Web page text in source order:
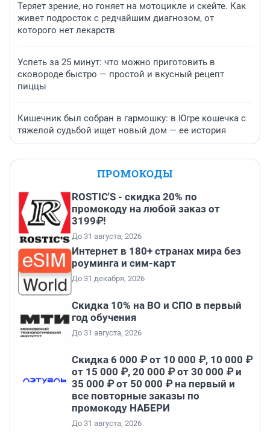
Теряет зрение, но гоняет на мотоцикле и скейте. Как
живет подросток с редчайшим диагнозом, от
которого нет лекарств
Успеть за 25 минут: что можно приготовить в
сковороде быстро — простой и вкусный рецепт
пиццы
Кишечник был собран в гармошку: в Югре кошечка с
тяжелой судьбой ищет новый дом — ее история
ПРОМОКОДЫ
ROSTIC'S - скидка 20% по
промокоду на любой заказ от
3199₽!
До 31 августа, 2026
Интернет в 180+ странах мира без
роуминга и сим-карт
До 31 декабря, 2026
Скидка 10% на ВО и СПО в первый
год обучения
До 31 августа, 2026
Скидка 6 000 ₽ от 10 000 ₽, 10 000 ₽
от 15 000 ₽, 20 000 ₽ от 30 000 ₽ и
35 000 ₽ от 50 000 ₽ на первый и
все повторные заказы по
промокоду НАБЕРИ
До 31 августа, 2026